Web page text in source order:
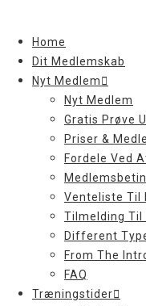
contentHome
Dit Medlemskab
Nyt Medlem
Nyt Medlem
Gratis Prøve
Priser &
Fordele Ved
Venteliste Til
Tilmelding Til
Different
From The
FAQ
Træningstider